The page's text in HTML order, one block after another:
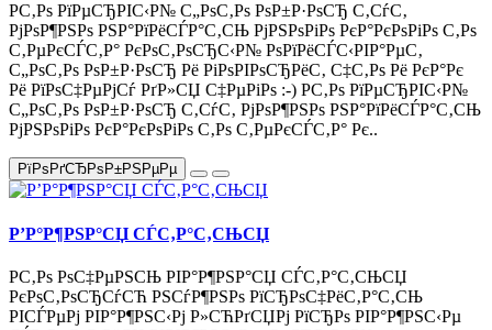
Р­С‚Рѕ РїРµСЂРІС‹Р№ С„РѕС‚Рѕ РѕР±Р·РѕСЂ С‚СѓС‚
РјРѕР¶РЅРѕ РЅР°РїРёСЃР°С‚СЊ РјРЅРѕРіРѕ РєР°РєРѕРіРѕ С‚Рѕ
С‚РµРєСЃС‚Р° РєРѕС‚РѕСЂС‹Р№ РѕРїРёСЃС‹РІР°РµС‚
С„РѕС‚Рѕ РѕР±Р·РѕСЂ Рё РіРѕРІРѕСЂРёС‚ С‡С‚Рѕ Рё РєР°Рє
Рё РїРѕС‡РµРјСѓ РґР»СЏ С‡РµРіРѕ :-) Р­С‚Рѕ РїРµСЂРІС‹Р№
С„РѕС‚Рѕ РѕР±Р·РѕСЂ С‚СѓС‚ РјРѕР¶РЅРѕ РЅР°РїРёСЃР°С‚СЊ
РјРЅРѕРіРѕ РєР°РєРѕРіРѕ С‚Рѕ С‚РµРєСЃС‚Р° Рє..
РїРѕРґСЂРѕР±РЅРµРµ
Р’Р°Р¶РЅР°СЏ СЃС‚Р°С‚СЊСЏ
Р­С‚Рѕ РѕС‡РµРЅСЊ РІР°Р¶РЅР°СЏ СЃС‚Р°С‚СЊСЏ
РєРѕС‚РѕСЂСѓСЋ РЅСѓР¶РЅРѕ РїСЂРѕС‡РёС‚Р°С‚СЊ
РІСЃРµРј РІР°Р¶РЅС‹Рј Р»СЋРґСЏРј РїСЂРѕ РІР°Р¶РЅС‹Рµ